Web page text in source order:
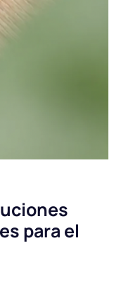
para el